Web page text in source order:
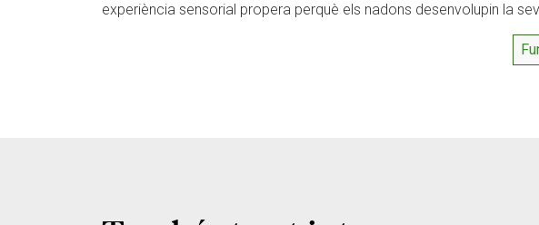
experiència sensorial propera perquè els nadons desenvolupin la